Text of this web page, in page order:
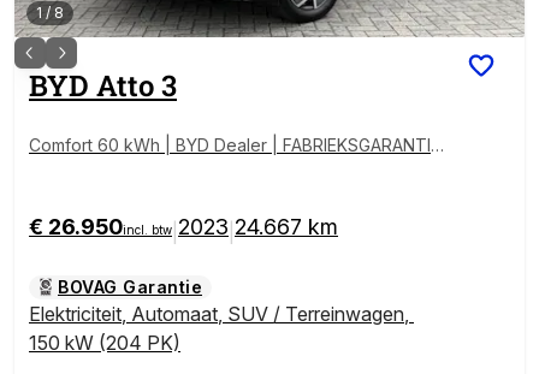
1 / 8
BYD Atto 3
Comfort 60 kWh | BYD Dealer | FABRIEKSGARANTIE |
€ 26.950incl. btw 2023 24.667 km
BOVAG Garantie
Elektriciteit, Automaat, SUV / Terreinwagen,
150 kW (204 PK)